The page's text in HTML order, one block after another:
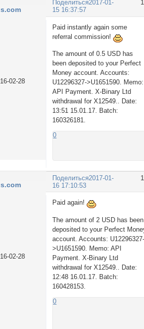
Поделиться2017-01-
15 16:37:57
02-28
Paid instantly again some
referral commission!
The amount of 0.5 USD has
been deposited to your Perfect
Money account. Accounts:
U12296327->U1651590. Memo:
API Payment. X-Binary Ltd
withdrawal for X12549.. Date:
13:51 15.01.17. Batch:
160326181.
0
Поделиться2017-01-
16 17:10:53
02-28
Paid again!
The amount of 2 USD has been
deposited to your Perfect
account. Accounts:
>U1651590. Memo: API
Payment. X-Binary Ltd
withdrawal for X12549.. Date:
12:48 16.01.17. Batch:
160428153.
0